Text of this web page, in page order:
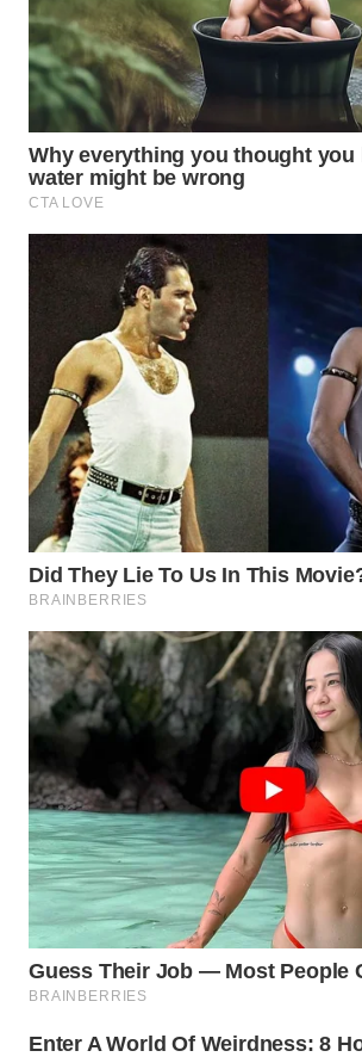
WN
BOGOR
WN
DEPOK
WN
TAPANULI
UTARA
SAMOSIR
WN
PADANG
LAWAS
WN
SUMEDANG
WN
CIANJUR
WN
KEPULAUAN
SERIBU
WN
TANGERANG
WN
BINJAI
WN